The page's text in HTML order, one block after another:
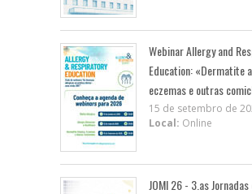
Webinar Allergy and
Education: «Dermatite
eczemas e outras
15 de setembro de
Local: Online
JOMI 26 - 3.as